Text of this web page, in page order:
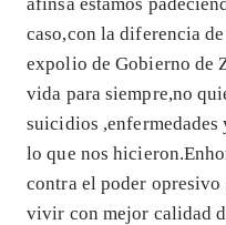
caso,con la diferencia
expolio de Gobierno de
vida para siempre,no
suicidios ,enfermedades
lo que nos
contra el poder opresivo
vivir con mejor calidad